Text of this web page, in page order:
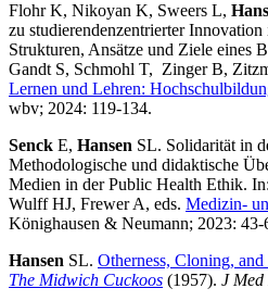
Flohr K, Nikoyan K, Sweers L,
zu studierendenzentrierter
Strukturen, Ansätze und Ziele eines
Gandt S, Schmohl T, Zinger B,
Lernen und Lehren:
wbv; 2024: 119-134.
Senck E, Hansen SL. Solidarität in
Methodologische und didaktische
Medien in der Public Health Ethik.
Wulff HJ, Frewer A, eds. Medizin-
Könighausen & Neumann; 2023: 43-
Hansen SL. Otherness, Cloning,
The Midwich Cuckoos (1957). J